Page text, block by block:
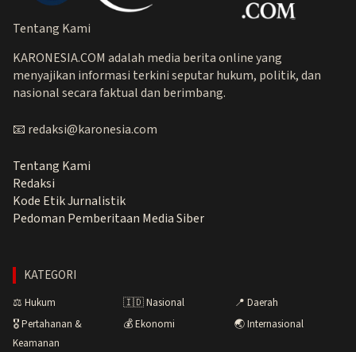
Tentang Kami
KARONESIA.COM adalah media berita online yang
menyajikan informasi terkini seputar hukum, politik, dan
nasional secara faktual dan berimbang.
📧 redaksi@karonesia.com
Tentang Kami
Redaksi
Kode Etik Jurnalistik
Pedoman Pemberitaan Media Siber
KATEGORI
⚖️ Hukum 🇮🇩 Nasional
📍 Daerah
🎖️ Pertahanan &
Keamanan
💰 Ekonomi 🌏 Internasional